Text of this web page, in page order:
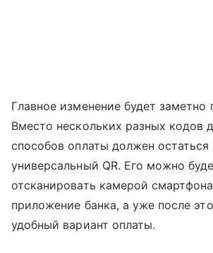
Главное изменение будет заметно
Вместо нескольких разных кодов
способов оплаты должен остаться
универсальный QR. Его можно
отсканировать камерой
приложение банка, а уже после
удобный вариант оплаты.